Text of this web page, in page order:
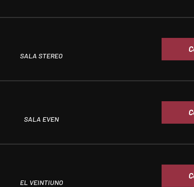
SALA STEREO
SALA EVEN
EL VEINTIUNO